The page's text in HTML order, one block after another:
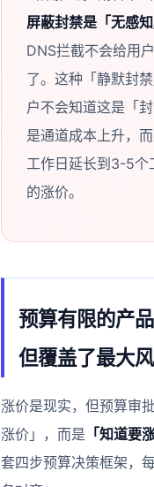
屏蔽封禁是「无感
DNS拦截不会给用
了。这种「静默封
户不会知道这是「
是通道成本上升，
工作日延长到3-5个
的涨价。
预算有限的产
但覆盖了最大
涨价是现实，但预算审
涨价」，而是 「知道要
套四步预算决策框架，